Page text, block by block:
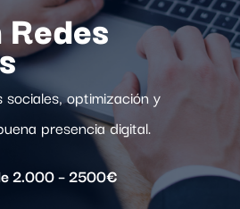
optimización y
presencia digital.
2.000 – 2500€